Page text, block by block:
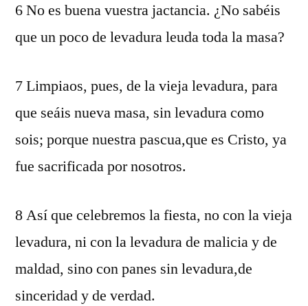
6 No es buena vuestra jactancia. ¿No sabéis
que un poco de levadura leuda toda la masa?
7 Limpiaos, pues, de la vieja levadura, para
que seáis nueva masa, sin levadura como
sois; porque nuestra pascua,que es Cristo, ya
fue sacrificada por nosotros.
8 Así que celebremos la fiesta, no con la vieja
levadura, ni con la levadura de malicia y de
maldad, sino con panes sin levadura,de
sinceridad y de verdad.